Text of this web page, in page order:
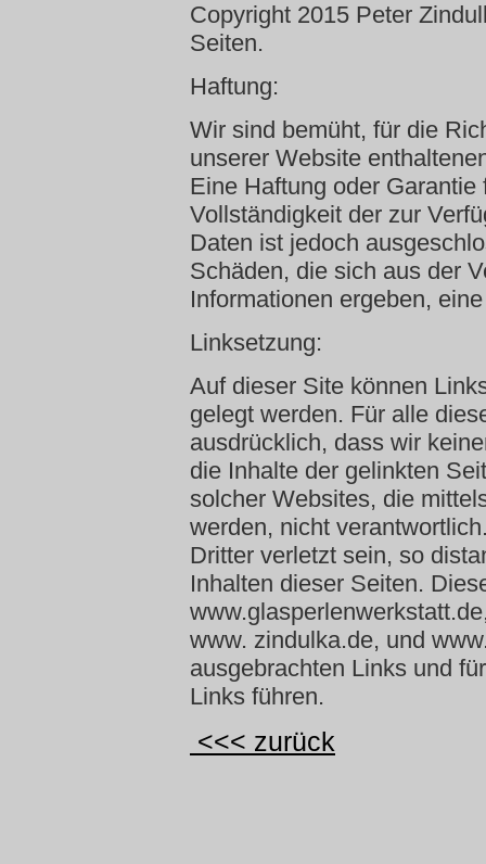
Copyright 2015 Peter
Seiten.
Haftung:
Wir sind bemüht, für die
unserer Website
Eine Haftung oder
Vollständigkeit der zur
Daten ist jedoch
Schäden, die sich aus der
Informationen ergeben,
Linksetzung:
Auf dieser Site können
gelegt werden. Für alle
ausdrücklich, dass wir
die Inhalte der gelinkten
solcher Websites, die
werden, nicht
Dritter verletzt sein, so
Inhalten dieser Seiten.
www. zindulka.de, und
ausgebrachten Links und
Links führen.
<<< zurück